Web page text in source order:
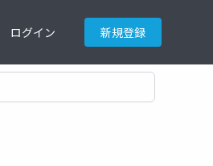
ログイン 新規登録